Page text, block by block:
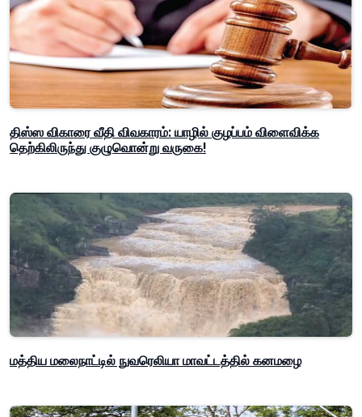
திஸ்ஸ விகாரை வீதி விவகாரம்: யாழில் குழப்பம் விளைவிக்க
தெற்கிலிருந்து குழுவொன்று வருகை!
மத்திய மலைநாட்டில் நுவரெலியா மாவட்டத்தில் கனமழை